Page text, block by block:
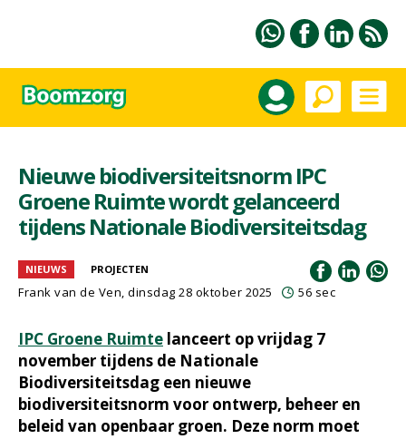
Nieuwe biodiversiteitsnorm IPC
Groene Ruimte wordt gelanceerd
tijdens Nationale Biodiversiteitsdag
NIEUWS PROJECTEN
Frank van de Ven, dinsdag 28 oktober 2025 56 sec
IPC Groene Ruimte lanceert op vrijdag 7
november tijdens de Nationale
Biodiversiteitsdag een nieuwe
biodiversiteitsnorm voor ontwerp, beheer en
beleid van openbaar groen. Deze norm moet